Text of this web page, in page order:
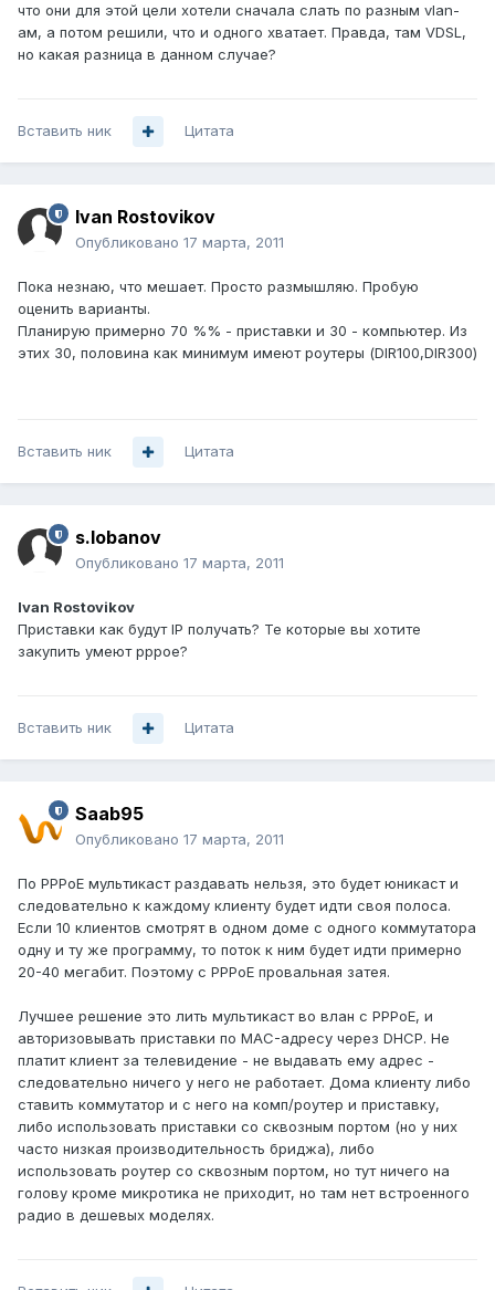
что они для этой цели хотели сначала слать по разным vlan-
ам, а потом решили, что и одного хватает. Правда, там VDSL,
но какая разница в данном случае?
Вставить ник Цитата
Ivan Rostovikov
Опубликовано 17 марта, 2011
Пока незнаю, что мешает. Просто размышляю. Пробую
оценить варианты.
Планирую примерно 70 %% - приставки и 30 - компьютер. Из
этих 30, половина как минимум имеют роутеры (DIR100,DIR300)
Вставить ник Цитата
s.lobanov
Опубликовано 17 марта, 2011
Ivan Rostovikov
Приставки как будут IP получать? Те которые вы хотите
закупить умеют pppoe?
Вставить ник Цитата
Saab95
Опубликовано 17 марта, 2011
По PPPoE мультикаст раздавать нельзя, это будет юникаст и
следовательно к каждому клиенту будет идти своя полоса.
Если 10 клиентов смотрят в одном доме с одного коммутатора
одну и ту же программу, то поток к ним будет идти примерно
20-40 мегабит. Поэтому с PPPoE провальная затея.
Лучшее решение это лить мультикаст во влан с PPPoE, и
авторизовывать приставки по MAC-адресу через DHCP. Не
платит клиент за телевидение - не выдавать ему адрес -
следовательно ничего у него не работает. Дома клиенту либо
ставить коммутатор и с него на комп/роутер и приставку,
либо использовать приставки со сквозным портом (но у них
часто низкая производительность бриджа), либо
использовать роутер со сквозным портом, но тут ничего на
голову кроме микротика не приходит, но там нет встроенного
радио в дешевых моделях.